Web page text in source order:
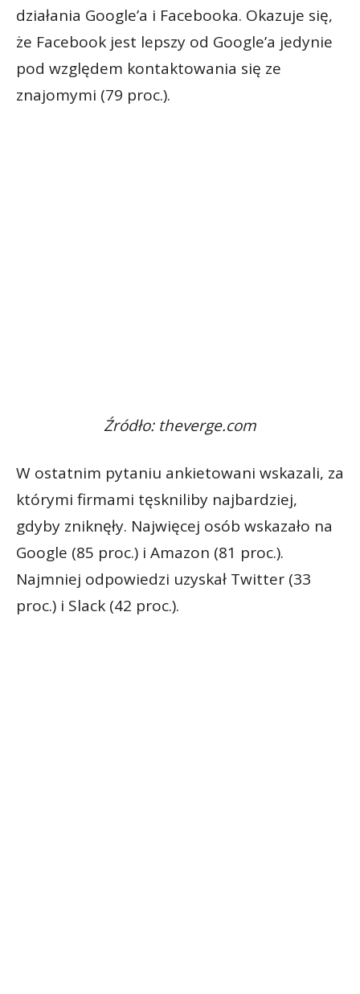
działania Google’a i Facebooka. Okazuje się,
że Facebook jest lepszy od Google’a jedynie
pod względem kontaktowania się ze
znajomymi (79 proc.).
Źródło: theverge.com
W ostatnim pytaniu ankietowani wskazali, za
którymi firmami tęskniliby najbardziej,
gdyby zniknęły. Najwięcej osób wskazało na
Google (85 proc.) i Amazon (81 proc.).
Najmniej odpowiedzi uzyskał Twitter (33
proc.) i Slack (42 proc.).